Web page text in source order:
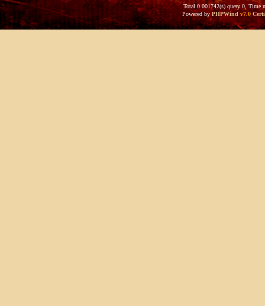
Total 0.001742(s) query 0, Time
Powered byPHPWind v7.0